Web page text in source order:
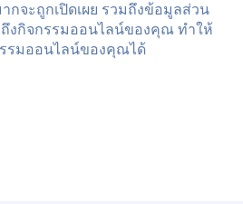
จะถูกเปิดเผย รวมถึงข้อมูลส่วน
งกิจกรรมออนไลน์ของคุณ ทำให้
รมออนไลน์ของคุณได้